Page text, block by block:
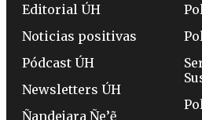
Editorial ÚH
Noticias positivas
Pódcast ÚH
Newsletters ÚH
Ñandejara Ñe’ẽ